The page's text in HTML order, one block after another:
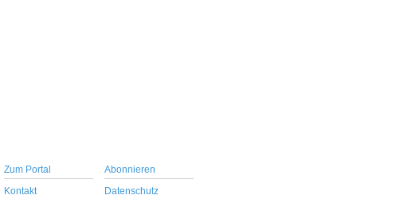
Zum Portal
Abonnieren
Kontakt
Datenschutz